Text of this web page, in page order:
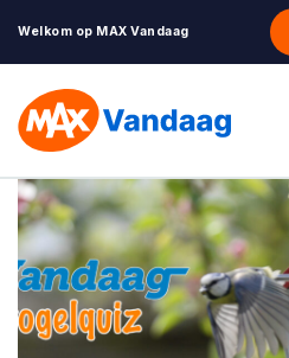
Welkom op MAX Vandaag